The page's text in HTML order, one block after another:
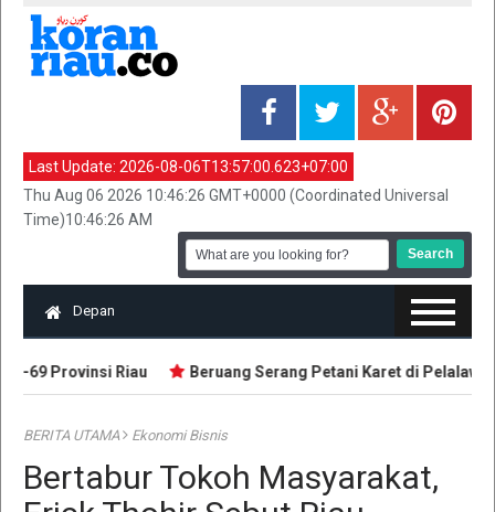
Last Update: 2026-08-06T13:57:00.623+07:00
Thu Aug 06 2026 10:46:26 GMT+0000 (Coordinated Universal
Time)10:46:26 AM
Depan
69 Provinsi Riau Beruang Serang Petani Karet di Pelalawan
BERITA UTAMA Ekonomi Bisnis
Bertabur Tokoh Masyarakat,